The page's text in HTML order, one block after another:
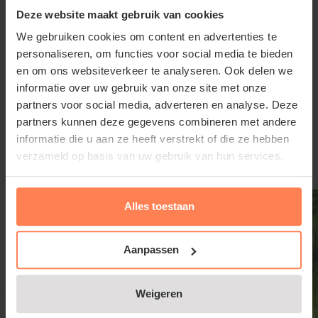
Deze website maakt gebruik van cookies
We gebruiken cookies om content en advertenties te
personaliseren, om functies voor social media te bieden
en om ons websiteverkeer te analyseren. Ook delen we
informatie over uw gebruik van onze site met onze
partners voor social media, adverteren en analyse. Deze
partners kunnen deze gegevens combineren met andere
informatie die u aan ze heeft verstrekt of die ze hebben
verzameld op basis van uw gebruik van hun services.
Alles toestaan
Aanpassen
Weigeren
Solidago 'Goldkind'
Solidago 'Goldkind', Guldenroede staat het liefst in
de volle zon of halfschaduw in een
waterdoorlatende, vrij droge bodem en stelt weinig
eisen aan de grondsoort.
Solidago 'Goldkind' snoeien en
onderhouden
Verwijder uitgebloeide bloemen van de
Guldenroede, Solidago 'Goldkind' zodat zich nieuwe
knoppen kunnen vormen. Als Guldenroede na een
Lees meer
Gerelateerde producten